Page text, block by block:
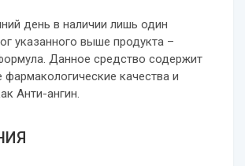
день в наличии лишь один
указанного выше продукта –
Данное средство содержит
фармакологические качества и
Анти-ангин.